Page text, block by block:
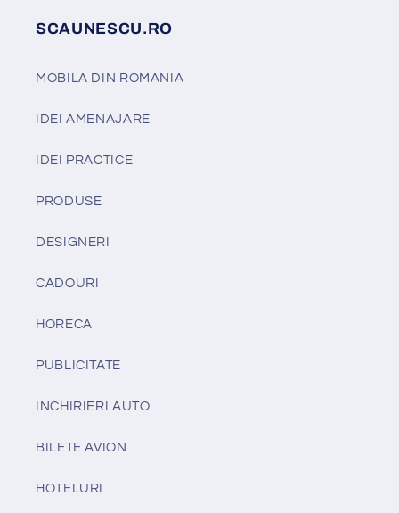
SCAUNESCU.RO
MOBILA DIN ROMANIA
IDEI AMENAJARE
IDEI PRACTICE
PRODUSE
DESIGNERI
CADOURI
HORECA
PUBLICITATE
INCHIRIERI AUTO
BILETE AVION
HOTELURI